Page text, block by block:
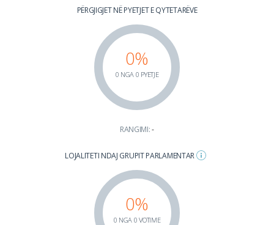
PËRGJIGJET NË PYETJET E QYTETARËVE
0%
0 NGA 0 PYETJE
RANGIMI:-
LOJALITETI NDAJ GRUPIT PARLAMENTAR
0%
0 NGA 0 VOTIME